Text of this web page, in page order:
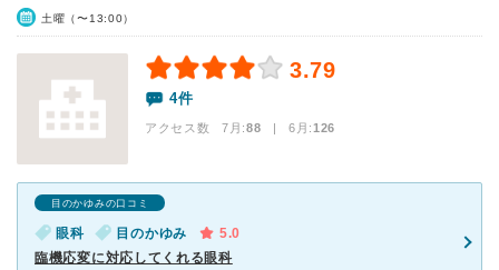
土曜（〜13:00）
3.79
4件
アクセス数 7月:88 | 6月:126
目のかゆみの口コミ
眼科 目のかゆみ
5.0
臨機応変に対応してくれる眼科